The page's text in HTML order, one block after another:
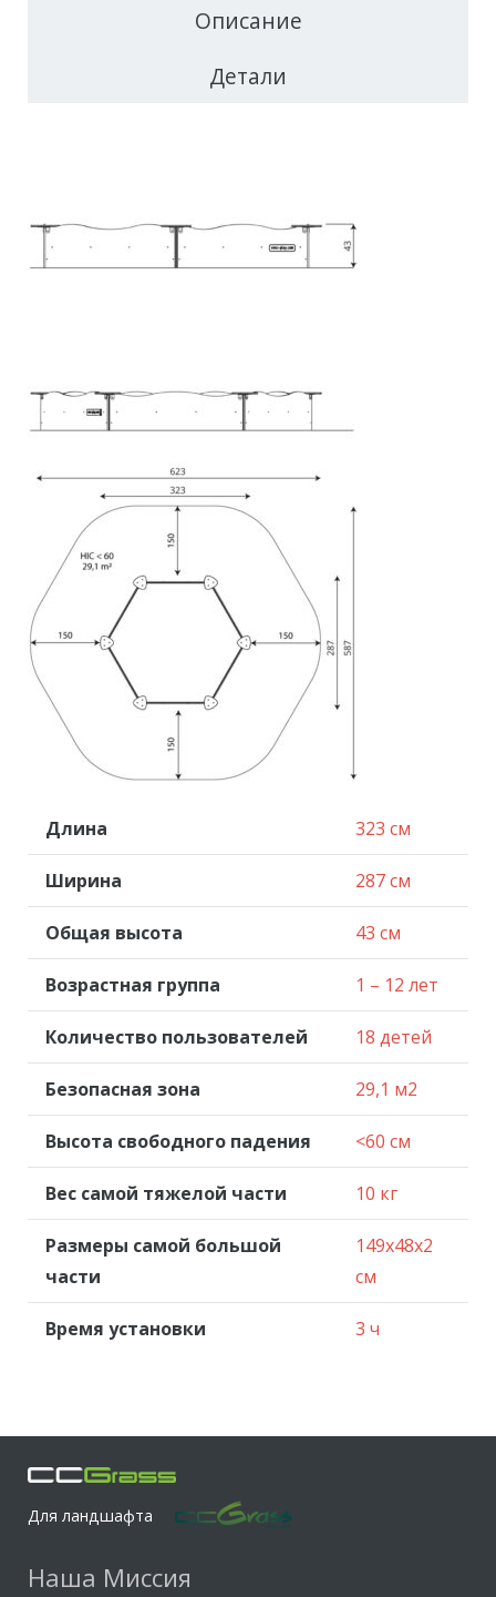
Описание
Детали
Длина 323 см
Ширина 287 см
Общая высота 43 см
Возрастная группа 1 – 12 лет
Количество пользователей 18 детей
Безопасная зона 29,1 м2
Высота свободного падения <60 см
Вес самой тяжелой части 10 кг
Размеры самой большой
части
149x48x2
см
Время установки 3 ч
Для ландшафта
Наша Миссия